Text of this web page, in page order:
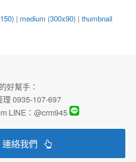
| medium (300x90) |thumbnail
好幫手：
0935-107-697
LINE：@crm945
連絡我們